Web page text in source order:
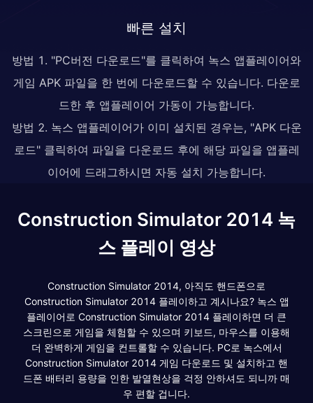
빠른 설치
방법 1. "PC버전 다운로드"를 클릭하여 녹스 앱플레이어와
게임 APK 파일을 한 번에 다운로드할 수 있습니다. 다운로
드한 후 앱플레이어 가동이 가능합니다.
방법 2. 녹스 앱플레이어가 이미 설치된 경우는, "APK 다운
로드" 클릭하여 파일을 다운로드 후에 해당 파일을 앱플레
이어에 드래그하시면 자동 설치 가능합니다.
Construction Simulator 2014 녹
스 플레이 영상
Construction Simulator 2014, 아직도 핸드폰으로
Construction Simulator 2014 플레이하고 계시나요? 녹스 앱
플레이어로 Construction Simulator 2014 플레이하면 더 큰
스크린으로 게임을 체험할 수 있으며 키보드, 마우스를 이용해
더 완벽하게 게임을 컨트롤할 수 있습니다. PC로 녹스에서
Construction Simulator 2014 게임 다운로드 및 설치하고 핸
드폰 배터리 용량을 인한 발열현상을 걱정 안하셔도 되니까 매
우 편할 겁니다.